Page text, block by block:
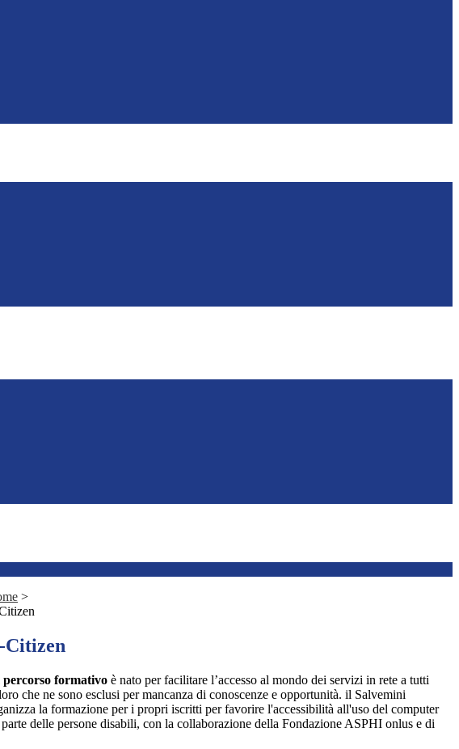
>
Citizen
percorso formativo è nato per facilitare l’accesso al mondo dei servizi in rete a tutti
che ne sono esclusi per mancanza di conoscenze e opportunità. il Salvemini
la formazione per i propri iscritti per favorire l'accessibilità all'uso del computer
delle persone disabili, con la collaborazione della Fondazione ASPHI onlus e di